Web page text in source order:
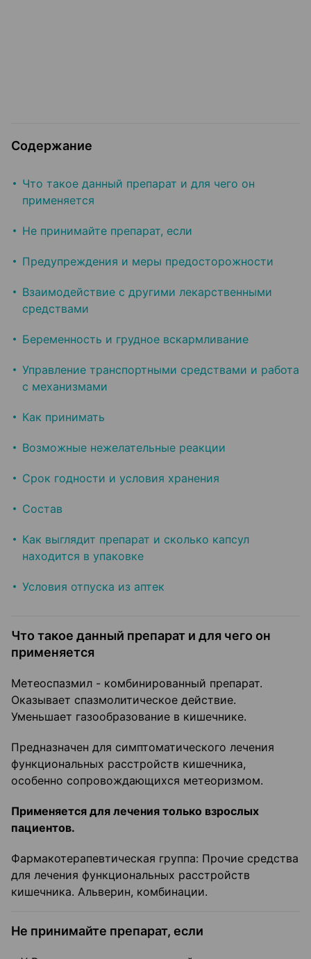
Содержание
Что такое данный препарат и для чего он
применяется
Не принимайте препарат, если
Предупреждения и меры предосторожности
Взаимодействие с другими лекарственными
средствами
Беременность и грудное вскармливание
Управление транспортными средствами и работа
с механизмами
Как принимать
Возможные нежелательные реакции
Срок годности и условия хранения
Состав
Как выглядит препарат и сколько капсул
находится в упаковке
Условия отпуска из аптек
Что такое данный препарат и для чего он
применяется
Метеоспазмил - комбинированный препарат.
Оказывает спазмолитическое действие.
Уменьшает газообразование в кишечнике.
Предназначен для симптоматического лечения
функциональных расстройств кишечника,
особенно сопровождающихся метеоризмом.
Применяется для лечения только взрослых
пациентов.
Фармакотерапевтическая группа: Прочие средства
для лечения функциональных расстройств
кишечника. Альверин, комбинации.
Не принимайте препарат, если